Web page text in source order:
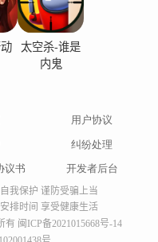
太空杀-谁是
内鬼
用户协议
纠纷处理
议书 开发者后台
我保护 谨防受骗上当
排时间 享受健康生活
有 闽ICP备2021015668号-14